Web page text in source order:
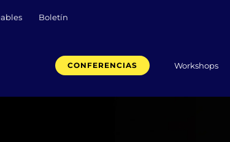
Boletín
CONFERENCIAS Workshops